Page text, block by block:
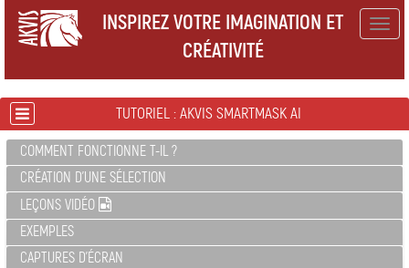
INSPIREZ VOTRE IMAGINATION ET
CRÉATIVITÉ
TUTORIEL : AKVIS SMARTMASK AI
COMMENT FONCTIONNE T-IL ?
CRÉATION D'UNE SÉLECTION
LEÇONS VIDÉO
EXEMPLES
CAPTURES D'ÉCRAN